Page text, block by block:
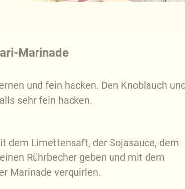
Marinade
und fein hacken. Den Knoblauch und
sehr fein hacken.
dem Limettensaft, der Sojasauce, dem
Rührbecher geben und mit dem
Marinade verquirlen.